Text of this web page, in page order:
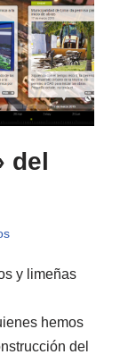
del
y limeñas
hemos
del